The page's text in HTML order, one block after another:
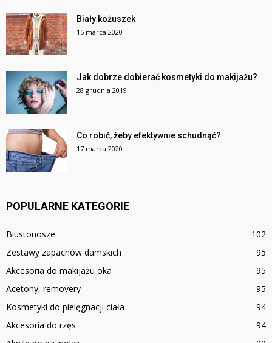
Biały kożuszek
15 marca 2020
Jak dobrze dobierać kosmetyki do makijażu?
28 grudnia 2019
Co robić, żeby efektywnie schudnąć?
17 marca 2020
POPULARNE KATEGORIE
Biustonosze
102
Zestawy zapachów damskich
95
Akcesoria do makijażu oka
95
Acetony, removery
95
Kosmetyki do pielęgnacji ciała
94
Akcesoria do rzęs
94